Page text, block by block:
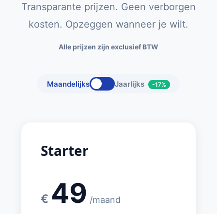
Transparante prijzen. Geen verborgen
kosten. Opzeggen wanneer je wilt.
Alle prijzen zijn exclusief BTW
Maandelijks Jaarlijks -17%
Starter
€ 49 /maand